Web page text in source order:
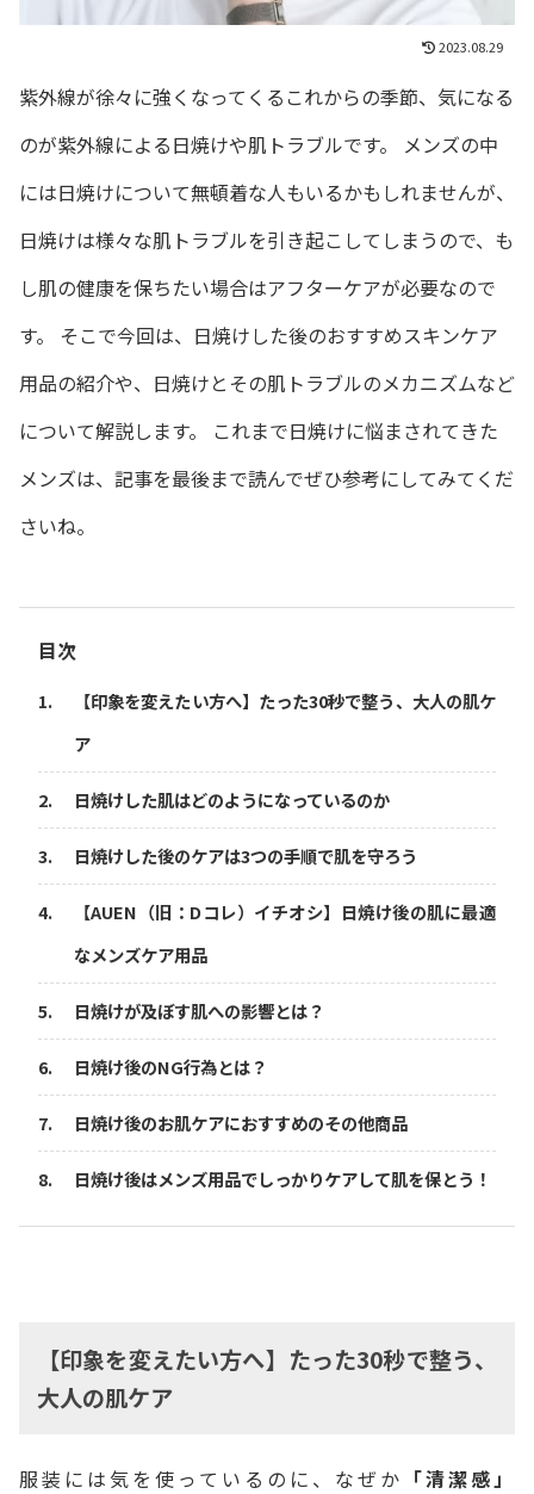
2023.08.29
紫外線が徐々に強くなってくるこれからの季節、気になる
のが紫外線による日焼けや肌トラブルです。 メンズの中
には日焼けについて無頓着な人もいるかもしれませんが、
日焼けは様々な肌トラブルを引き起こしてしまうので、も
し肌の健康を保ちたい場合はアフターケアが必要なので
す。 そこで今回は、日焼けした後のおすすめスキンケア
用品の紹介や、日焼けとその肌トラブルのメカニズムなど
について解説します。 これまで日焼けに悩まされてきた
メンズは、記事を最後まで読んでぜひ参考にしてみてくだ
さいね。
目次
【印象を変えたい方へ】たった30秒で整う、大人の肌ケ
ア
日焼けした肌はどのようになっているのか
日焼けした後のケアは3つの手順で肌を守ろう
【AUEN（旧：Dコレ）イチオシ】日焼け後の肌に最適
なメンズケア用品
日焼けが及ぼす肌への影響とは？
日焼け後のNG行為とは？
日焼け後のお肌ケアにおすすめのその他商品
日焼け後はメンズ用品でしっかりケアして肌を保とう！
【印象を変えたい方へ】たった30秒で整う、
大人の肌ケア
服装には気を使っているのに、なぜか 「清潔感」